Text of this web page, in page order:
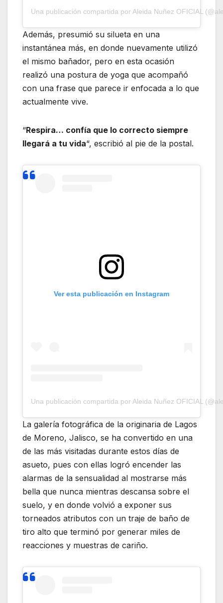
Una publicación compartida por Aleida Nuñez OFICIAL
Además, presumió su silueta en una
instantánea más, en donde nuevamente utilizó
el mismo bañador, pero en esta ocasión
realizó una postura de yoga que acompañó
con una frase que parece ir enfocada a lo que
actualmente vive.
“Respira… confía que lo correcto siempre
llegará a tu vida“, escribió al pie de la postal.
Ver esta publicación en Instagram
Una publicación compartida por Aleida Nuñez OFICIAL
La galería fotográfica de la originaria de Lagos
de Moreno, Jalisco, se ha convertido en una
de las más visitadas durante estos días de
asueto, pues con ellas logró encender las
alarmas de la sensualidad al mostrarse más
bella que nunca mientras descansa sobre el
suelo, y en donde volvió a exponer sus
torneados atributos con un traje de baño de
tiro alto que terminó por generar miles de
reacciones y muestras de cariño.